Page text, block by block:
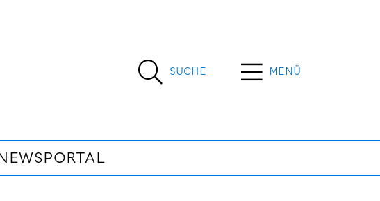
SUCHE MENÜ